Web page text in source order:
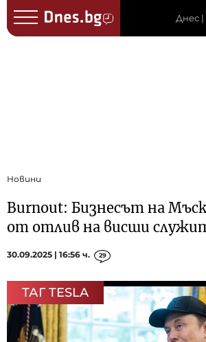
Днес |
Новини
Burnout: Бизнесът на
от отлив на висши
30.09.2025 | 16:56 ч. 29
ТАГ TESLA